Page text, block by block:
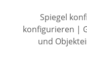
Spiegel
konfigurieren |
und